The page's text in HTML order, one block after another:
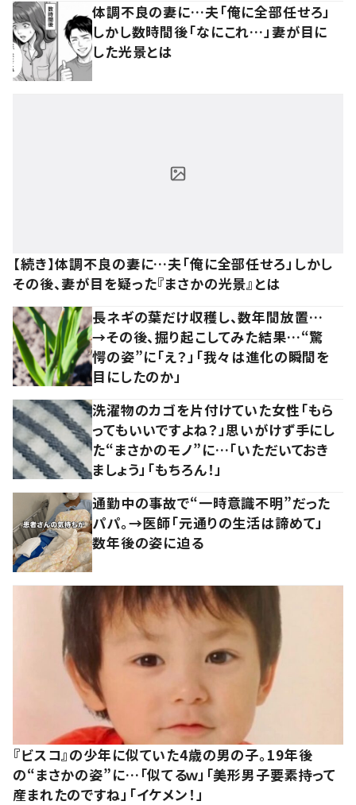
体調不良の妻に…夫「俺に全部任せろ」
しかし数時間後「なにこれ…」妻が目に
した光景とは
【続き】体調不良の妻に…夫「俺に全部任せろ」しかし
その後、妻が目を疑った『まさかの光景』とは
長ネギの葉だけ収穫し、数年間放置…
→その後、掘り起こしてみた結果…“驚
愕の姿”に「え？」「我々は進化の瞬間を
目にしたのか」
洗濯物のカゴを片付けていた女性「もら
ってもいいですよね？」思いがけず手にし
た“まさかのモノ”に…「いただいておき
ましょう」「もちろん！」
通勤中の事故で“一時意識不明”だった
パパ。→医師「元通りの生活は諦めて」
数年後の姿に迫る
『ビスコ』の少年に似ていた4歳の男の子。19年後
の“まさかの姿”に…「似てるｗ」「美形男子要素持って
産まれたのですね」「イケメン！」